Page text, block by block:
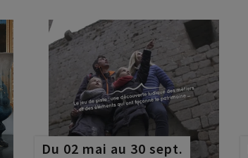
nique vous pourrez visiter
notre cave avec des fûts
centenaires.
Du 02 mai au 30 sept.